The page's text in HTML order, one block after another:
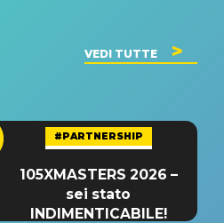
VEDI TUTTE
#PARTNERSHIP
105XMASTERS 2026 –
sei stato
INDIMENTICABILE!